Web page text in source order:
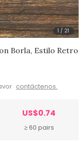
1 / 21
Borla, Estilo Retro
contáctenos.
US$0.74
≥ 60 pairs